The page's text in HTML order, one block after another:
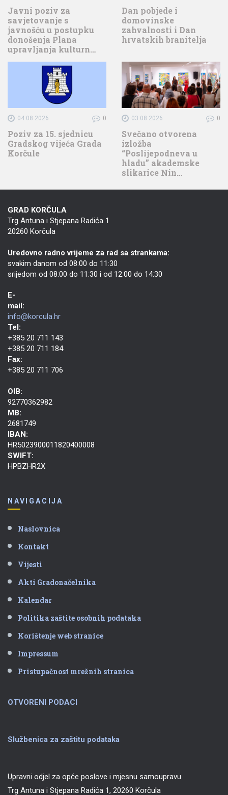
Javni poziv za
savjetovanje s
javnošću u postupku
donošenja Plana
upravljanja kulturn…
Dan pobjede i
domovinske
zahvalnosti i Dan
hrvatskih branitelja
04.08.2026 0
Poziv za 15. sjednicu
Gradskog vijeća Grada
Korčule
03.08.2026 0
Svečano otvorena
izložba
“Poslijepodneva u
hladu” akademske
slikarice Nin…
GRAD KORČULA
Trg Antuna i Stjepana Radića 1
20260 Korčula
Uredovno radno vrijeme za rad sa strankama:
svakim danom od 08:00 do 11:30
srijedom od 08:00 do 11:30 i od 12:00 do 14:30
E-
mail:
info@korcula.hr
Tel:
+385 20 711 143
+385 20 711 184
Fax:
+385 20 711 706
OIB:
92770362982
MB:
2681749
IBAN:
HR5023900011820400008
SWIFT:
HPBZHR2X
NAVIGACIJA
Naslovnica
Kontakt
Vijesti
Akti Gradonačelnika
Kalendar
Politika zaštite osobnih podataka
Korištenje web stranice
Impressum
Pristupačnost mrežnih stranica
OTVORENI PODACI
Službenica za zaštitu podataka
Upravni odjel za opće poslove i mjesnu samoupravu
Trg Antuna i Stjepana Radića 1, 20260 Korčula